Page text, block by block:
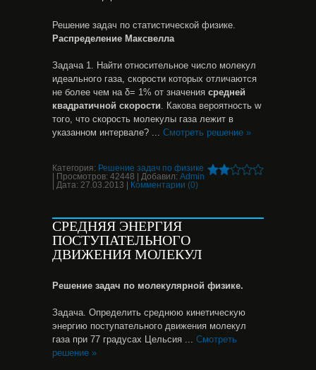
Решение задач по статистической физике.
Распределение Максвелла
Задача 1. Найти относительное число молекул
идеального газа, скорости которых отличаются
не более чем на δ= 1% от значения средней
квадратичной скорости. Какова вероятность w
того, что скорость молекулы газа лежит в
указанном интервале? ... Смотреть решение »
Категория: Решение задач по физике
Просмотров: 42448 Добавил: Admin
Дата: 27.03.2013 Комментарии (0)
СРЕДНЯЯ ЭНЕРГИЯ
ПОСТУПАТЕЛЬНОГО
ДВИЖЕНИЯ МОЛЕКУЛ
Решение задач по молекулярной физике.
Задача. Определить среднюю кинетическую
энергию поступательного движения молекул
газа при 77 градусах Цельсия ... Смотреть
решение »